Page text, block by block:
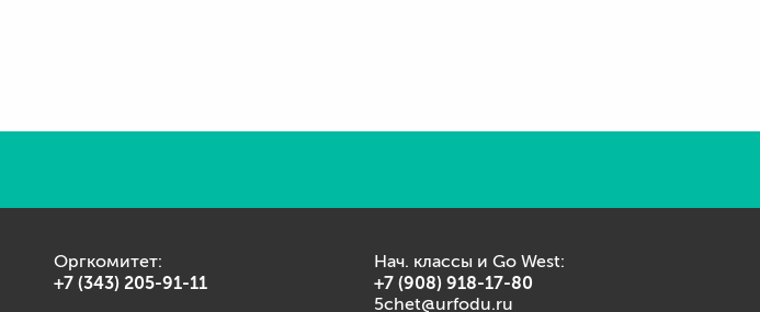
Оргкомитет: Нач. классы и Go West:
+7 (343) 205-91-11 +7 (908) 918-17-80
5chet@urfodu.ru